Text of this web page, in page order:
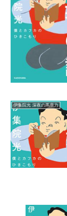
伊集院光 深夜の馬鹿力